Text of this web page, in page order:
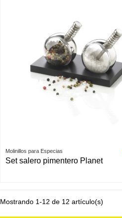
Molinillos para Especias
Set salero pimentero Planet
Mostrando 1-12 de 12 artículo(s)